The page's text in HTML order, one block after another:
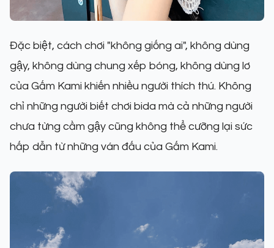
Đặc biệt, cách chơi "không giống ai", không dùng
gậy, không dùng chung xếp bóng, không dùng lơ
của Gấm Kami khiến nhiều người thích thú. Không
chỉ những người biết chơi bida mà cả những người
chưa từng cầm gậy cũng không thể cưỡng lại sức
hấp dẫn từ những ván đấu của Gấm Kami.